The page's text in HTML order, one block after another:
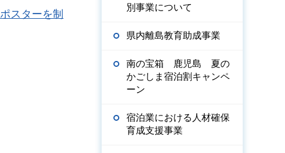
スターを制
別事業について
県内離島教育助成事業
南の宝箱 鹿児島 夏の
かごしま宿泊割キャンペ
ーン
宿泊業における人材確保
育成支援事業